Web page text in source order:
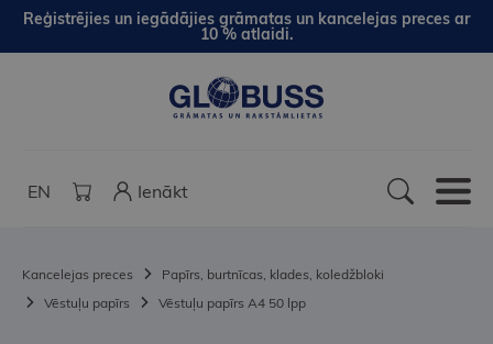
Reģistrējies un iegādājies grāmatas un kancelejas preces ar
10 % atlaidi.
EN Ienākt
Kancelejas preces
Papīrs, burtnīcas, klades, koledžbloki
Vēstuļu papīrs
Vēstuļu papīrs A4 50 lpp